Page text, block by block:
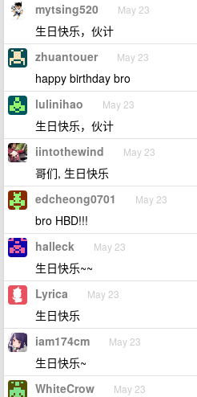
mytsing520 May 23
生日快乐，伙计
zhuantouer May 23
happy birthday bro
lulinihao May 23
生日快乐，伙计
iintothewind May 23
哥们, 生日快乐
edcheong0701 May 23
bro HBD!!!
halleck May 23
生日快乐~~
Lyrica May 23
生日快乐
iam174cm May 23
生日快乐~
WhiteCrow May 23